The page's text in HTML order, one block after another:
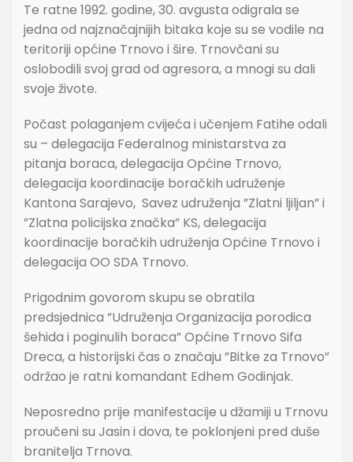
Te ratne 1992. godine, 30. avgusta odigrala se
jedna od najznačajnijih bitaka koje su se vodile na
teritoriji općine Trnovo i šire. Trnovčani su
oslobodili svoj grad od agresora, a mnogi su dali
svoje živote.
Počast polaganjem cvijeća i učenjem Fatihe odali
su – delegacija Federalnog ministarstva za
pitanja boraca, delegacija Općine Trnovo,
delegacija koordinacije boračkih udruženje
Kantona Sarajevo, Savez udruženja ”Zlatni ljiljan” i
”Zlatna policijska značka” KS, delegacija
koordinacije boračkih udruženja Općine Trnovo i
delegacija OO SDA Trnovo.
Prigodnim govorom skupu se obratila
predsjednica ”Udruženja Organizacija porodica
šehida i poginulih boraca” Općine Trnovo Sifa
Dreca, a historijski čas o značaju ”Bitke za Trnovo”
održao je ratni komandant Edhem Godinjak.
Neposredno prije manifestacije u džamiji u Trnovu
proučeni su Jasin i dova, te poklonjeni pred duše
branitelja Trnova.